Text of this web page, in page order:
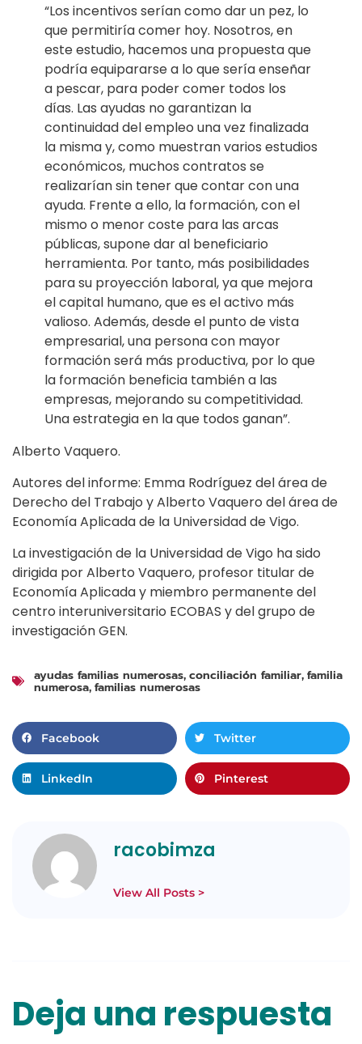
“Los incentivos serían como dar un pez, lo
que permitiría comer hoy. Nosotros, en
este estudio, hacemos una propuesta que
podría equipararse a lo que sería enseñar
a pescar, para poder comer todos los
días. Las ayudas no garantizan la
continuidad del empleo una vez finalizada
la misma y, como muestran varios estudios
económicos, muchos contratos se
realizarían sin tener que contar con una
ayuda. Frente a ello, la formación, con el
mismo o menor coste para las arcas
públicas, supone dar al beneficiario
herramienta. Por tanto, más posibilidades
para su proyección laboral, ya que mejora
el capital humano, que es el activo más
valioso. Además, desde el punto de vista
empresarial, una persona con mayor
formación será más productiva, por lo que
la formación beneficia también a las
empresas, mejorando su competitividad.
Una estrategia en la que todos ganan”.
Alberto Vaquero.
Autores del informe: Emma Rodríguez del área de
Derecho del Trabajo y Alberto Vaquero del área de
Economía Aplicada de la Universidad de Vigo.
La investigación de la Universidad de Vigo ha sido
dirigida por Alberto Vaquero, profesor titular de
Economía Aplicada y miembro permanente del
centro interuniversitario ECOBAS y del grupo de
investigación GEN.
ayudas familias numerosas, conciliación familiar, familia
numerosa, familias numerosas
Facebook Twitter
LinkedIn Pinterest
racobimza
View All Posts >
Deja una respuesta